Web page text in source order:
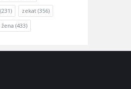
(231) zekat (356)
žena (433)